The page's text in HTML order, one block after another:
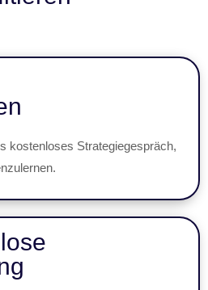
kostenloses Strategiegespräch,